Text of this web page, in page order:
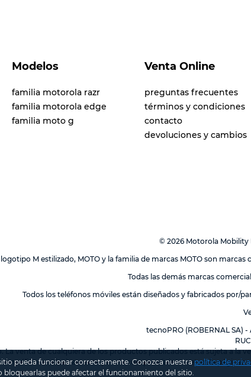
pueda funcionar correctamente. Conozca nuestra política de
puede afectar el funcionamiento del sitio.
Modelos
familia motorola razr
familia motorola edge
familia moto g
Venta Online
preguntas frecuentes
términos y condiciones
contacto
devoluciones y cambios
© 2026 Motorola Mobility
logotipo M estilizado, MOTO y la familia de marcas MOTO son
Todas las demás marcas
Todos los teléfonos móviles están diseñados y fabricados por/
tecnoPRO (ROBERNAL SA)
La venta de cualquiera de los productos publicados está sujeta a
son válidos exclusivamente para la compra vía internet en la páginas